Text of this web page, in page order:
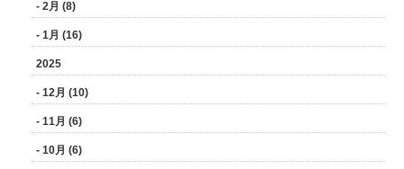
- 2月 (8)
- 1月 (16)
2025
- 12月 (10)
- 11月 (6)
- 10月 (6)